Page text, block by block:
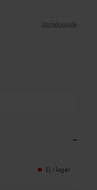
Storleksguide
–
Ej i lager